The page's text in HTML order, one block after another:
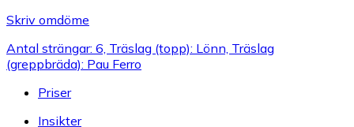
Skriv omdöme
Antal strängar: 6, Träslag (topp): Lönn, Träslag
(greppbräda): Pau Ferro
Priser
Insikter